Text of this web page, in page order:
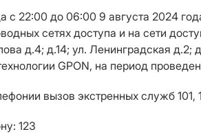
c 22:00 до 06:00 9 августа 2024
сетях доступа и на сети
д.4; д.14; ул. Ленинградская д.2;
GPON, на период
вызов экстренных служб
123